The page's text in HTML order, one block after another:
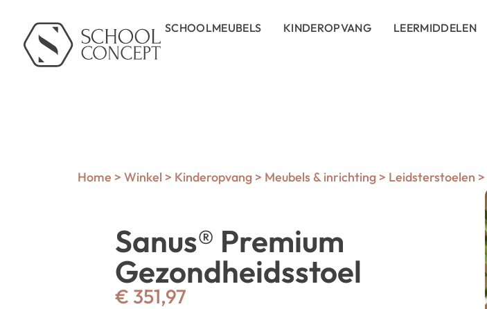
SCHOOLMEUBELS KINDEROPVANG LEERMIDDELEN
Home > Winkel > Kinderopvang > Meubels & inrichting > Leidsterstoelen >
Sanus® Premium
Gezondheidsstoel
€ 351,97